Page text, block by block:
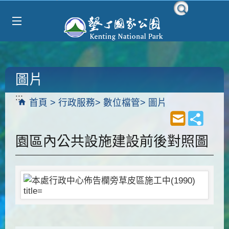
:::
首頁 行政服務 數位檔管 圖片
圖片
園區內公共設施建設前後對照圖